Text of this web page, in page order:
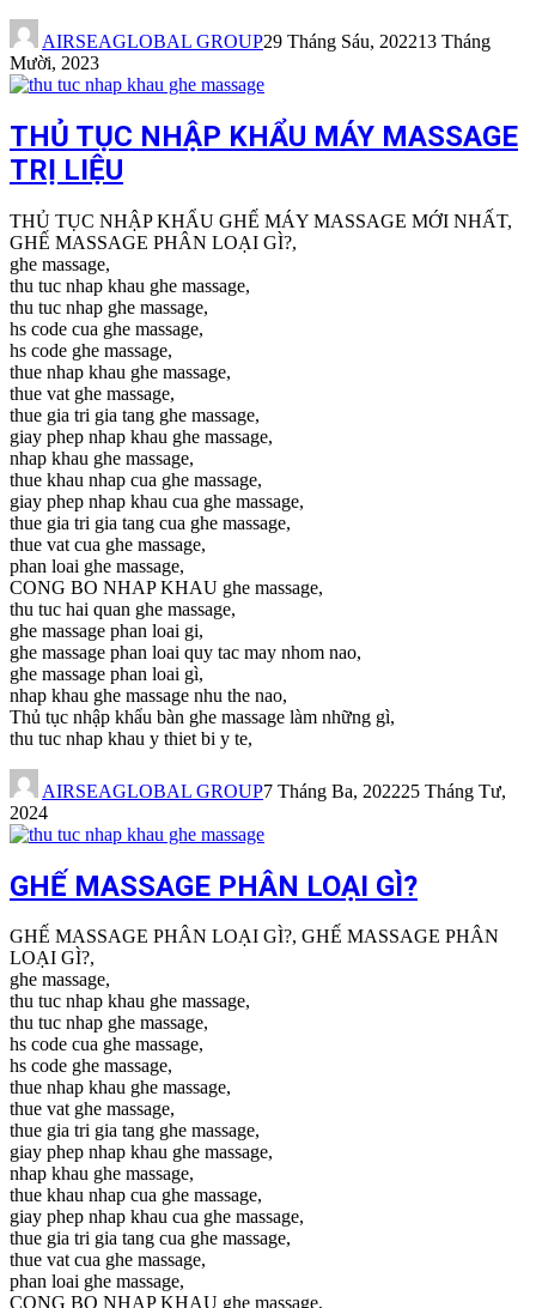
AIRSEAGLOBAL GROUP29 Tháng Sáu, 202213 Tháng
Mười, 2023
THỦ TỤC NHẬP KHẨU MÁY MASSAGE
TRỊ LIỆU
THỦ TỤC NHẬP KHẨU GHẾ MÁY MASSAGE MỚI NHẤT,
GHẾ MASSAGE PHÂN LOẠI GÌ?,
ghe massage,
thu tuc nhap khau ghe massage,
thu tuc nhap ghe massage,
hs code cua ghe massage,
hs code ghe massage,
thue nhap khau ghe massage,
thue vat ghe massage,
thue gia tri gia tang ghe massage,
giay phep nhap khau ghe massage,
nhap khau ghe massage,
thue khau nhap cua ghe massage,
giay phep nhap khau cua ghe massage,
thue gia tri gia tang cua ghe massage,
thue vat cua ghe massage,
phan loai ghe massage,
CONG BO NHAP KHAU ghe massage,
thu tuc hai quan ghe massage,
ghe massage phan loai gi,
ghe massage phan loai quy tac may nhom nao,
ghe massage phan loai gì,
nhap khau ghe massage nhu the nao,
Thủ tục nhập khẩu bàn ghe massage làm những gì,
thu tuc nhap khau y thiet bi y te,
AIRSEAGLOBAL GROUP7 Tháng Ba, 202225 Tháng Tư,
2024
GHẾ MASSAGE PHÂN LOẠI GÌ?
GHẾ MASSAGE PHÂN LOẠI GÌ?, GHẾ MASSAGE PHÂN
LOẠI GÌ?,
ghe massage,
thu tuc nhap khau ghe massage,
thu tuc nhap ghe massage,
hs code cua ghe massage,
hs code ghe massage,
thue nhap khau ghe massage,
thue vat ghe massage,
thue gia tri gia tang ghe massage,
giay phep nhap khau ghe massage,
nhap khau ghe massage,
thue khau nhap cua ghe massage,
giay phep nhap khau cua ghe massage,
thue gia tri gia tang cua ghe massage,
thue vat cua ghe massage,
phan loai ghe massage,
CONG BO NHAP KHAU ghe massage,